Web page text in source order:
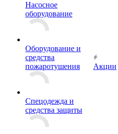
Насосное
оборудование
Оборудование и
средства
пожаротушения
Спецодежда и
средства защиты
Акции